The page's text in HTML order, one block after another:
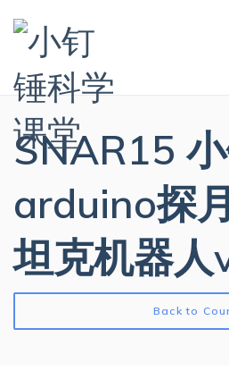
SNAR15
arduino探
坦克机器人
Back to